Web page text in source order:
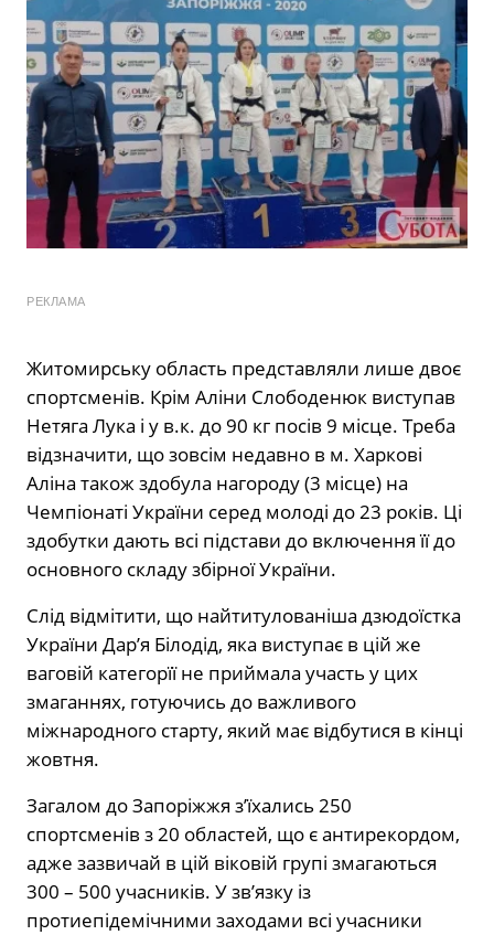
РЕКЛАМА
Житомирську область представляли лише двоє
спортсменів. Крім Аліни Слободенюк виступав
Нетяга Лука і у в.к. до 90 кг посів 9 місце. Треба
відзначити, що зовсім недавно в м. Харкові
Аліна також здобула нагороду (3 місце) на
Чемпіонаті України серед молоді до 23 років. Ці
здобутки дають всі підстави до включення її до
основного складу збірної України.
Слід відмітити, що найтитулованіша дзюдоїстка
України Дар’я Білодід, яка виступає в цій же
ваговій категорїї не приймала участь у цих
змаганнях, готуючись до важливого
міжнародного старту, який має відбутися в кінці
жовтня.
Загалом до Запоріжжя з’їхались 250
спортсменів з 20 областей, що є антирекордом,
адже зазвичай в цій віковій групі змагаються
300 – 500 учасників. У зв’язку із
протиепідемічними заходами всі учасники